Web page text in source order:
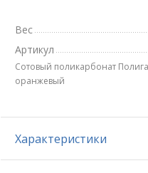
Вес
Артикул
Сотовый поликарбонат
оранжевый
Характеристики